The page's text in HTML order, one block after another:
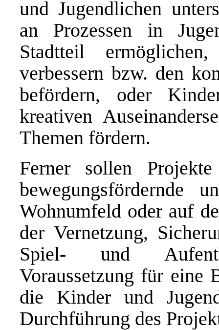
und Jugendlichen
an Prozessen in
Stadtteil
verbessern bzw. den
befördern, oder
kreativen
Themen fördern.
Ferner sollen
bewegungsfördernde
Wohnumfeld oder auf
der Vernetzung,
Spiel- und
Voraussetzung für eine
die Kinder und
Durchführung des